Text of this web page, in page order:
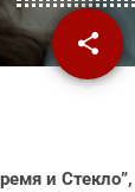
share
email
и